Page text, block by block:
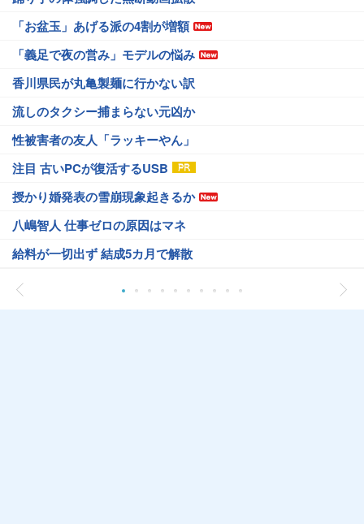
「お盆玉」あげる派の4割が増額
「義足で夜の営み」モデルの悩み
香川県民が丸亀製麺に行かない訳
流しのタクシー捕まらない元凶か
性被害者の友人「ラッキーやん」
注目 古いPCが復活するUSB
授かり婚発表の雪崩現象起きるか
八嶋智人 仕事ゼロの原因はマネ
給料が一切出ず 結成5カ月で解散